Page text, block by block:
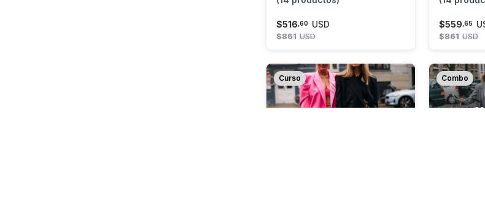
$516 ,60 USD
$861 USD
$559 ,65
$861 USD
Curso Combo